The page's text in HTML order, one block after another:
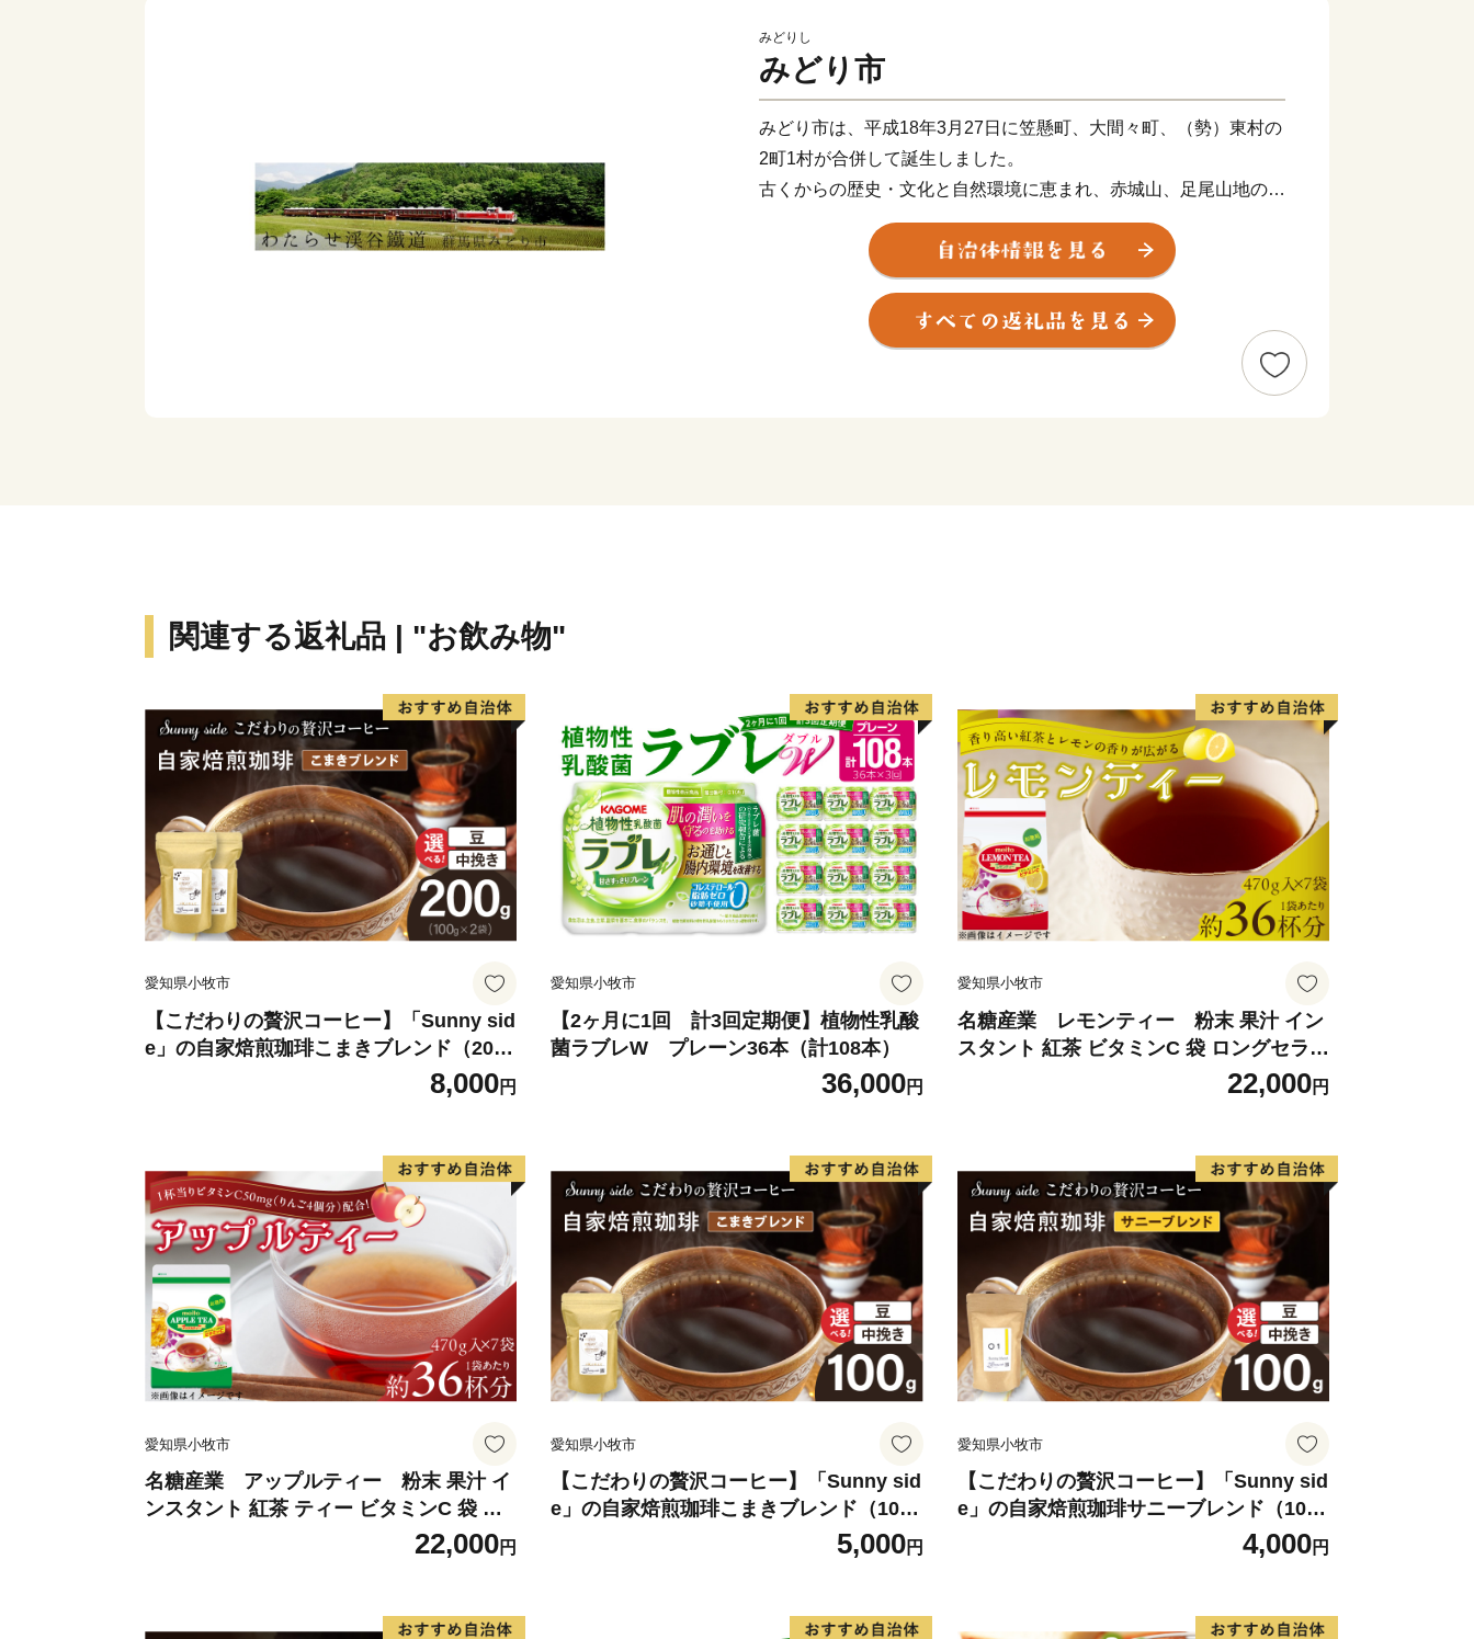
みどりし
みどり市
みどり市は、平成18年3月27日に笠懸町、大間々町、（勢）東村の
2町1村が合併して誕生しました。
古くからの歴史・文化と自然環境に恵まれ、赤城山、足尾山地の山
岳地と渡良瀬川に沿った中山間地域、そして渡良瀬川がつくり出し
た扇状地などの多様な特性をもった地域です。
みどり市では、この豊かな自然と立地条件のなかで、人びとが心豊
かに生活できるまちづくりに取り組んでおります。
また、市民の皆様はもとより、みどり市のまちづくりへの共感やふ
るさとへの思いを持つ方々にも、まちづくりに参加していただける
関連する返礼品 | "お飲み物"
愛知県小牧市
【こだわりの贅沢コーヒー】「Sunny sid
e」の自家焙煎珈琲こまきブレンド（200
8,000円
愛知県小牧市
【2ヶ月に1回 計3回定期便】植物性乳酸
菌ラブレW プレーン36本（計108本）
36,000円
愛知県小牧市
名糖産業 レモンティー 粉末 果汁 イン
スタント 紅茶 ビタミンC 袋 ロングセラー
粉末飲料 粉末茶 簡単 手軽 ホット アイス
22,000円
愛知県小牧市
名糖産業 アップルティー 粉末 果汁 イ
ンスタント 紅茶 ティー ビタミンC 袋 ロ
ングセラー 粉末飲料 粉末茶 簡単 手軽 ホ
22,000円
愛知県小牧市
【こだわりの贅沢コーヒー】「Sunny sid
e」の自家焙煎珈琲こまきブレンド（100
5,000円
愛知県小牧市
【こだわりの贅沢コーヒー】「Sunny sid
e」の自家焙煎珈琲サニーブレンド（100
4,000円